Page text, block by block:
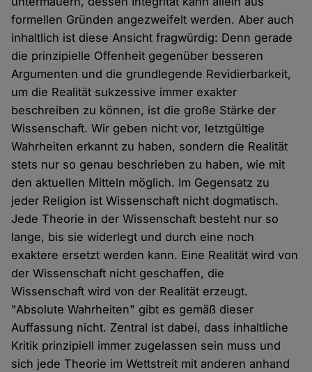
formellen Gründen angezweifelt werden. Aber auch
inhaltlich ist diese Ansicht fragwürdig: Denn gerade
die prinzipielle Offenheit gegenüber besseren
Argumenten und die grundlegende Revidierbarkeit,
um die Realität sukzessive immer exakter
beschreiben zu können, ist die große Stärke der
Wissenschaft. Wir geben nicht vor, letztgültige
Wahrheiten erkannt zu haben, sondern die Realität
stets nur so genau beschrieben zu haben, wie mit
den aktuellen Mitteln möglich. Im Gegensatz zu
jeder Religion ist Wissenschaft nicht dogmatisch.
Jede Theorie in der Wissenschaft besteht nur so
lange, bis sie widerlegt und durch eine noch
exaktere ersetzt werden kann. Eine Realität wird von
der Wissenschaft nicht geschaffen, die
Wissenschaft wird von der Realität erzeugt.
"Absolute Wahrheiten" gibt es gemäß dieser
Auffassung nicht. Zentral ist dabei, dass inhaltliche
Kritik prinzipiell immer zugelassen sein muss und
sich jede Theorie im Wettstreit mit anderen anhand